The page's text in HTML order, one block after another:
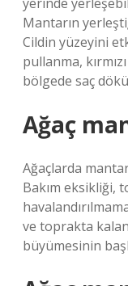
Mantarın
Cildin yüzeyini
pullanma,
bölgede saç
Ağaç
Ağaçlarda
Bakım eksikliği,
ve toprakta
büyümesinin